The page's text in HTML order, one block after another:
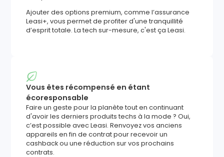
Ajouter des options premium, comme l’assurance
Leasi+, vous permet de profiter d'une tranquillité
d’esprit totale. La tech sur-mesure, c'est ça Leasi.
Vous êtes récompensé en étant
écoresponsable
Faire un geste pour la planète tout en continuant
d'avoir les derniers produits techs à la mode ? Oui,
c’est possible avec Leasi. Renvoyez vos anciens
appareils en fin de contrat pour recevoir un
cashback ou une réduction sur vos prochains
contrats.